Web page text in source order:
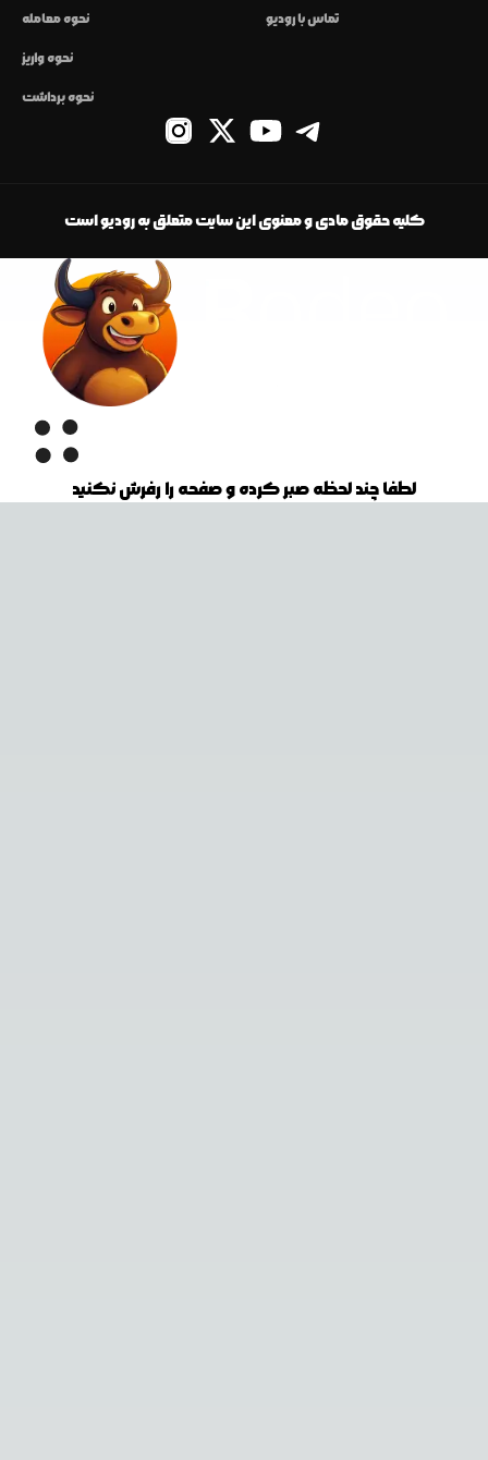
نحوه معامله
نحوه واریز
نحوه برداشت
تماس با رودیو
کلیه حقوق مادی و معنوی این سایت متعلق به رودیو است
لطفا چند لحظه صبر کرده و صفحه را رفرش نکنید